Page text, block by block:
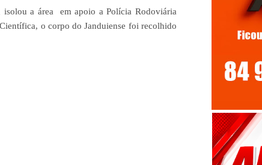
a área em apoio a Polícia Rodoviária
o corpo do Janduiense foi recolhido